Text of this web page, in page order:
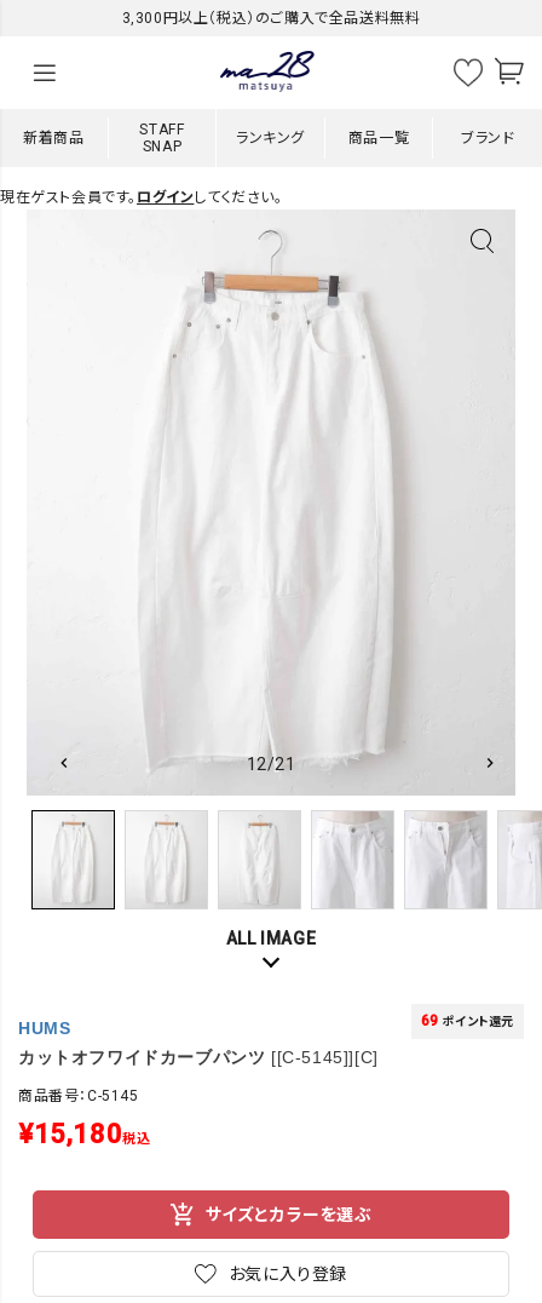
3,300円以上（税込）のご購入で全品送料無料
新着商品
STAFF
SNAP
ランキング 商品一覧 ブランド
現在ゲスト会員です。 ログインしてください。
12/21
ALL IMAGE
HUMS
カットオフワイドカーブパンツ [[C-5145]][C]
69 ポイント還元
商品番号：C-5145
¥15,180税込
サイズとカラーを選ぶ
お気に入り登録